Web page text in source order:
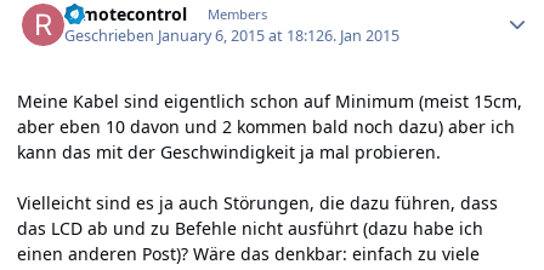
remotecontrol Members
Geschrieben January 6, 2015 at 18:126. Jan 2015
Meine Kabel sind eigentlich schon auf Minimum (meist 15cm,
aber eben 10 davon und 2 kommen bald noch dazu) aber ich
kann das mit der Geschwindigkeit ja mal probieren.
Vielleicht sind es ja auch Störungen, die dazu führen, dass
das LCD ab und zu Befehle nicht ausführt (dazu habe ich
einen anderen Post)? Wäre das denkbar: einfach zu viele